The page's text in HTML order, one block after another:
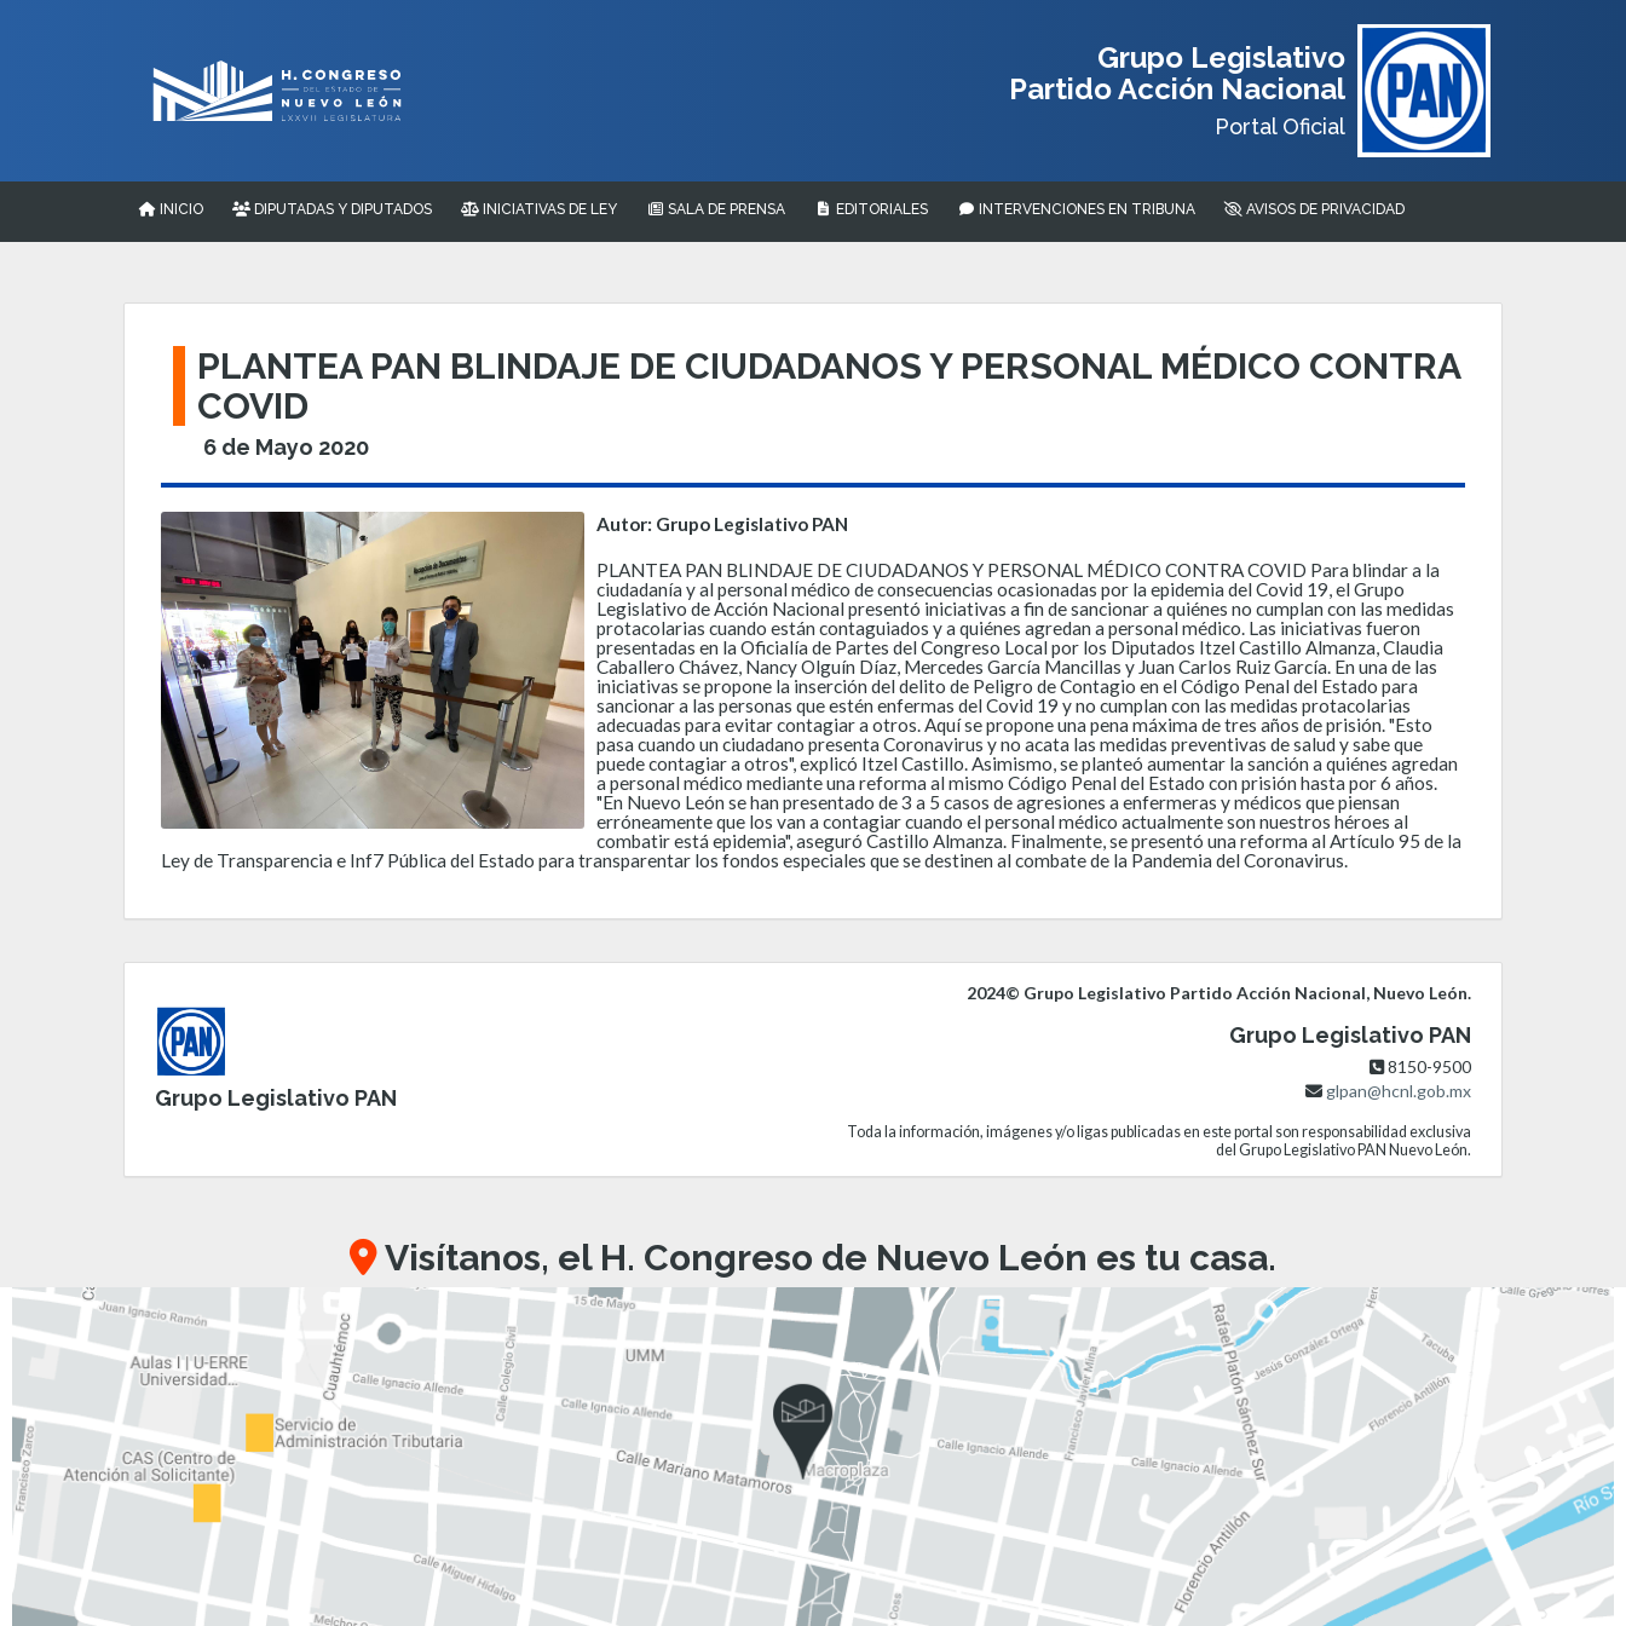
Grupo Legislativo
Partido Acción Nacional
Portal Oficial
INICIO DIPUTADAS Y DIPUTADOS INICIATIVAS DE LEY SALA DE PRENSA EDITORIALES INTERVENCIONES EN TRIBUNA AVISOS DE PRIVACIDAD
PLANTEA PAN BLINDAJE DE CIUDADANOS Y PERSONAL MÉDICO CONTRA
COVID
6 de Mayo 2020
Autor: Grupo Legislativo PAN
PLANTEA PAN BLINDAJE DE CIUDADANOS Y PERSONAL MÉDICO CONTRA COVID Para blindar a la
ciudadanía y al personal médico de consecuencias ocasionadas por la epidemia del Covid 19, el Grupo
Legislativo de Acción Nacional presentó iniciativas a fin de sancionar a quiénes no cumplan con las medidas
protacolarias cuando están contaguiados y a quiénes agredan a personal médico. Las iniciativas fueron
presentadas en la Oficialía de Partes del Congreso Local por los Diputados Itzel Castillo Almanza, Claudia
Caballero Chávez, Nancy Olguín Díaz, Mercedes García Mancillas y Juan Carlos Ruiz García. En una de las
iniciativas se propone la inserción del delito de Peligro de Contagio en el Código Penal del Estado para
sancionar a las personas que estén enfermas del Covid 19 y no cumplan con las medidas protacolarias
adecuadas para evitar contagiar a otros. Aquí se propone una pena máxima de tres años de prisión. "Esto
pasa cuando un ciudadano presenta Coronavirus y no acata las medidas preventivas de salud y sabe que
puede contagiar a otros", explicó Itzel Castillo. Asimismo, se planteó aumentar la sanción a quiénes agredan
a personal médico mediante una reforma al mismo Código Penal del Estado con prisión hasta por 6 años.
"En Nuevo León se han presentado de 3 a 5 casos de agresiones a enfermeras y médicos que piensan
erróneamente que los van a contagiar cuando el personal médico actualmente son nuestros héroes al
combatir está epidemia", aseguró Castillo Almanza. Finalmente, se presentó una reforma al Artículo 95 de la
Ley de Transparencia e Inf7 Pública del Estado para transparentar los fondos especiales que se destinen al combate de la Pandemia del Coronavirus.
Grupo Legislativo PAN
2024© Grupo Legislativo Partido Acción Nacional, Nuevo León.
Grupo Legislativo PAN
8150-9500
glpan@hcnl.gob.mx
Toda la información, imágenes y/o ligas publicadas en este portal son responsabilidad exclusiva
del Grupo Legislativo PAN Nuevo León.
Visítanos, el H. Congreso de Nuevo León es tu casa.